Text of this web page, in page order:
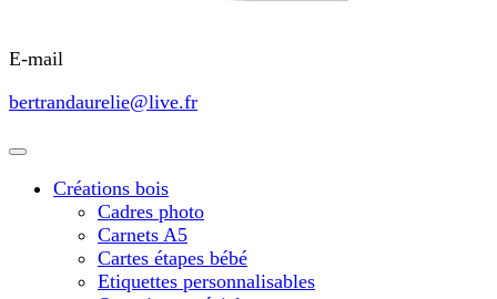
E-mail
bertrandaurelie@live.fr
Créations bois
Cadres photo
Carnets A5
Cartes étapes bébé
Etiquettes personnalisables